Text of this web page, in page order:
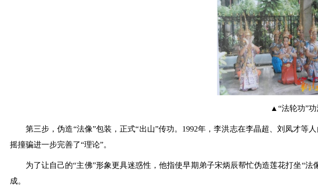
▲“法轮功”
第三步，伪造“法像”包装，正式“出山”传功。1992年，李洪志在李晶超、刘凤才
摇撞骗进一步完善了“理论”。
为了让自己的“主佛”形象更具迷惑性，他指使早期弟子宋炳辰帮忙伪造莲花打坐“
成。